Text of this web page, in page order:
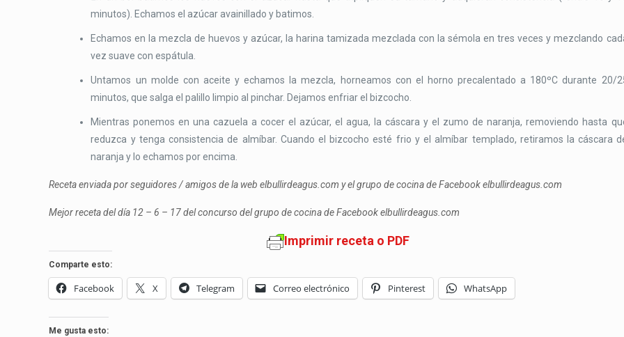
minutos). Echamos el azúcar avainillado y batimos.
Echamos en la mezcla de huevos y azúcar, la harina tamizada mezclada con la sémola en tres veces y mezclando
vez suave con espátula.
Untamos un molde con aceite y echamos la mezcla, horneamos con el horno precalentado a 180ºC durante 20/
minutos, que salga el palillo limpio al pinchar. Dejamos enfriar el bizcocho.
Mientras ponemos en una cazuela a cocer el azúcar, el agua, la cáscara y el zumo de naranja, removiendo hasta
reduzca y tenga consistencia de almíbar. Cuando el bizcocho esté frio y el almíbar templado, retiramos la cáscara
naranja y lo echamos por encima.
Receta enviada por seguidores / amigos de la web elbullirdeagus.com y el grupo de cocina de Facebook elbullirdeagus.com
Mejor receta del día 12 – 6 – 17 del concurso del grupo de cocina de Facebook elbullirdeagus.com
Imprimir receta o PDF
Comparte esto:
Facebook X Telegram Correo electrónico Pinterest WhatsApp
Me gusta esto: